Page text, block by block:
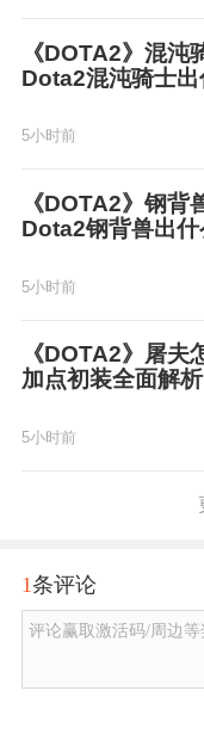
《DOTA2》混沌
Dota2混沌骑士
5小时前
《DOTA2》钢背
Dota2钢背兽出
5小时前
《DOTA2》屠夫
加点初装全面解析
5小时前
1条评论
评论赢取激活码/周边等